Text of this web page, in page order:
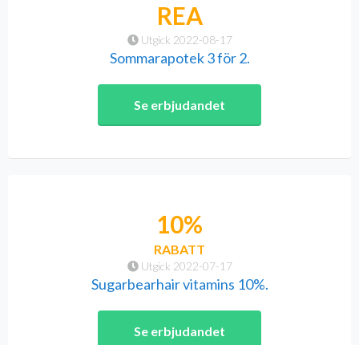
Utgick 2022-08-17
REA
Sommarapotek 3 för 2.
Se erbjudandet
Utgick 2022-07-17
10%
RABATT
Sugarbearhair vitamins 10%.
Se erbjudandet